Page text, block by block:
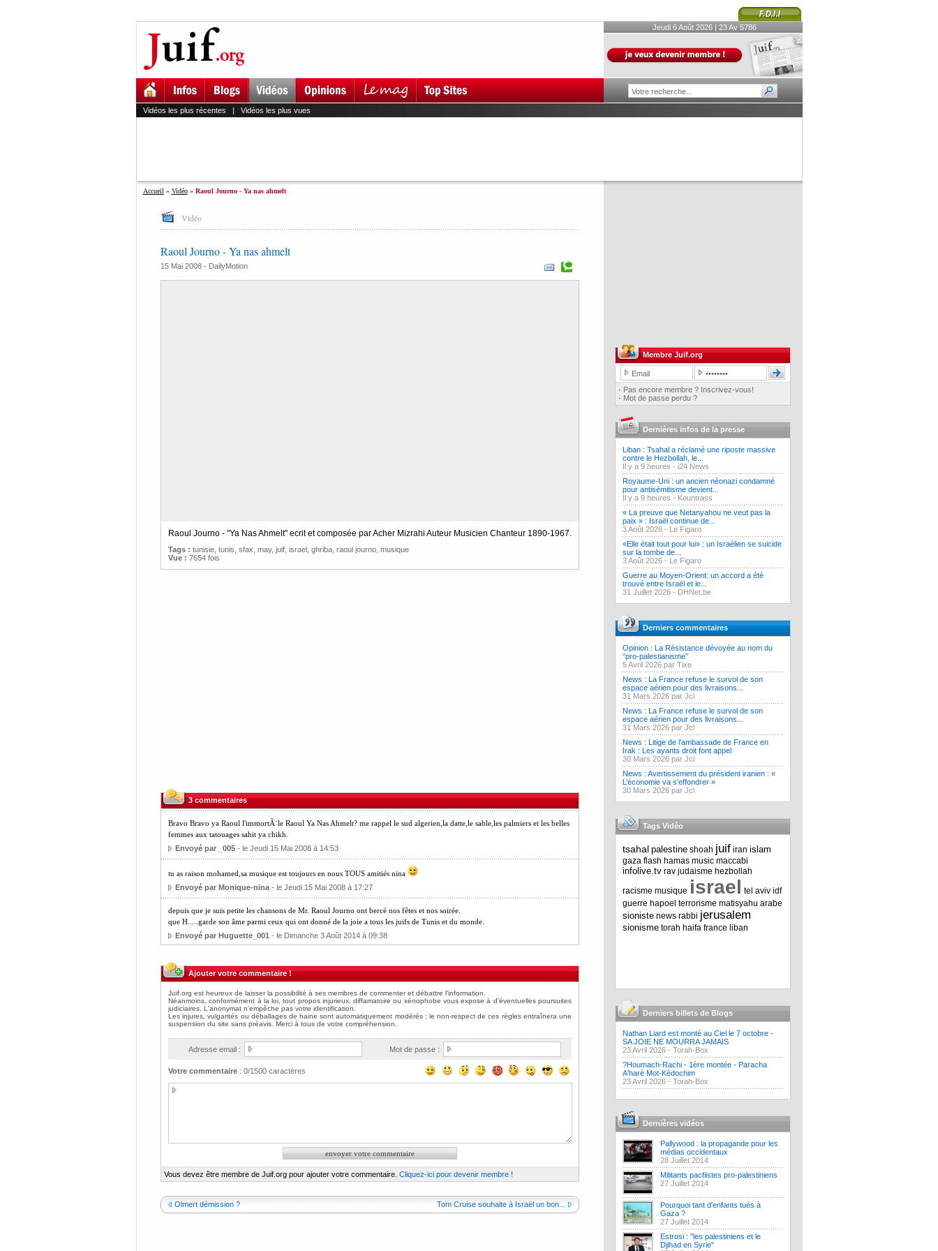
Jeudi 6 Août 2026 | 23 Av 5786
Vidéos les plus récentes | Vidéos les plus vues
Accueil » Vidéo» Raoul Journo - Ya nas ahmelt
Vidéo
Raoul Journo - Ya nas ahmelt
15 Mai 2008 - DailyMotion
Raoul Journo - "Ya Nas Ahmelt" ecrit et composée par Acher Mizrahi Auteur Musicien Chanteur 1890-1967.
Tags : tunisie, tunis sfax may, juif, israel, ghriba, raoul journo, musique
Vue : 7654 fois
3 commentaires
Bravo Bravo ya Raoul l'immortÃ¨le Raoul Ya Nas Ahmelt? me rappel le sud algerien,la datte,le sable,les palmiers et les belles
femmes aux tatouages sahit ya chikh.
Envoyé par _005- le Jeudi 15 Mai 2008 à 14:53
tu as raison mohamed,sa musique est toujours en nous TOUS amitiés nina
Envoyé par Monique-nina- le Jeudi 15 Mai 2008 à 17:27
depuis que je suis petite les chansons de Mr. Raoul Journo ont bercé nos fêtes et nos soirée.
que H.....garde son âme parmi ceux qui ont donné de la joie a tous les juifs de Tunis et du monde.
Envoyé par Huguette_001 - le Dimanche 3 Août 2014 à 09:38
Ajouter votre commentaire !
Adresse email : Mot de passe :
Votre commentaire: 0/1500 caractères
Vous devez être membre de Juif.org pour ajouter votre commentaire. Cliquez-ici pour devenir membre !
Olmert démission ? Tom Cruise souhaite à Israël un bon...
Membre Juif.org
· Pas encore membre ? Inscrivez-vous!
· Mot de passe perdu ?
Dernières infos de la presse
Liban : Tsahal a réclamé une riposte massive
contre le Hezbollah, le...
Il y a 9 heures - i24 News
Royaume-Uni : un ancien néonazi condamné
pour antisémitisme devient...
Il y a 9 heures - Kountrass
« La preuve que Netanyahou ne veut pas la
paix » : Israël continue de...
3 Août 2026 - Le Figaro
«Elle était tout pour lui» : un Israélien se suicide
sur la tombe de...
3 Août 2026 - Le Figaro
Guerre au Moyen-Orient: un accord a été
trouvé entre Israël et le...
31 Juillet 2026 - DHNet.be
Derniers commentaires
Opinion : La Résistance dévoyée au nom du
‘’pro-palestianisme’’
5 Avril 2026 par Tixe
News : La France refuse le survol de son
espace aérien pour des livraisons...
31 Mars 2026 par Jcl
News : La France refuse le survol de son
espace aérien pour des livraisons...
31 Mars 2026 par Jcl
News : Litige de l’ambassade de France en
Irak : Les ayants droit font appel
30 Mars 2026 par Jcl
News : Avertissement du président iranien : «
L’économie va s’effondrer »
30 Mars 2026 par Jcl
Tags Vidéo
tsahal palestine shoah juif iran islam
gaza flash hamas music maccabi
infolive.tv rav judaisme hezbollah
racisme musique israel tel aviv idf
guerre hapoel terrorisme matisyahu arabe
sioniste news rabbi jerusalem
sionisme torah haifa france liban
Derniers billets de Blogs
Nathan Liard est monté au Ciel le 7 octobre -
SA JOIE NE MOURRA JAMAIS
23 Avril 2026 - Torah-Box
?Houmach-Rachi - 1ère montée - Paracha
A'haré Mot-Kédochim
23 Avril 2026 - Torah-Box
Dernières vidéos
Pallywood : la propagande pour les
médias occidentaux
28 Juillet 2014
Militants pacfiistes pro-palestiniens
27 Juillet 2014
Pourquoi tant d'enfants tués à
Gaza ?
27 Juillet 2014
Estrosi : "les palestiniens et le
Djihad en Syrie"